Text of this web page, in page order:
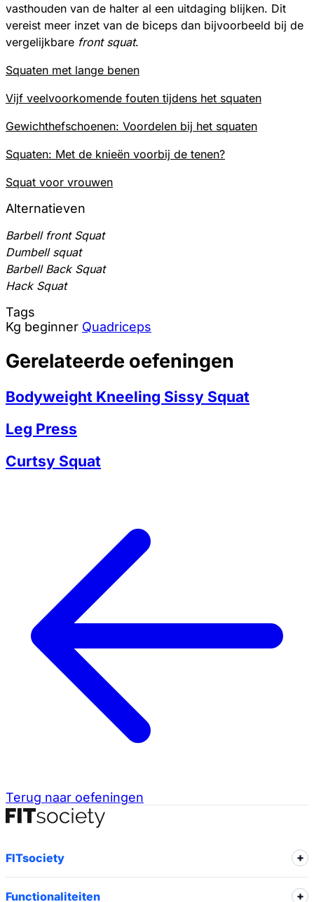
vasthouden van de halter al een uitdaging blijken. Dit
vereist meer inzet van de biceps dan bijvoorbeeld bij de
vergelijkbare front squat.
Squaten met lange benen
Vijf veelvoorkomende fouten tijdens het squaten
Gewichthefschoenen: Voordelen bij het squaten
Squaten: Met de knieën voorbij de tenen?
Squat voor vrouwen
Alternatieven
Barbell front Squat
Dumbell squat
Barbell Back Squat
Hack Squat
Tags
Kg beginner Quadriceps
Gerelateerde oefeningen
Bodyweight Kneeling Sissy Squat
Leg Press
Curtsy Squat
Terug naar oefeningen
FITsociety
Functionaliteiten